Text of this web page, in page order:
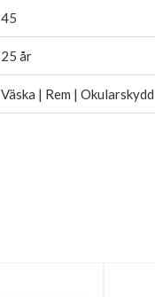
45
25 år
Väska | Rem | Okularskydd